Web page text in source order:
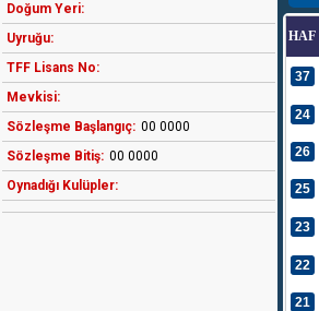
Doğum Yeri:
Uyruğu:
TFF Lisans No:
Mevkisi:
Sözleşme Başlangıç: 00 0000
Sözleşme Bitiş: 00 0000
Oynadığı Kulüpler:
HAF
37
24
26
25
23
22
21